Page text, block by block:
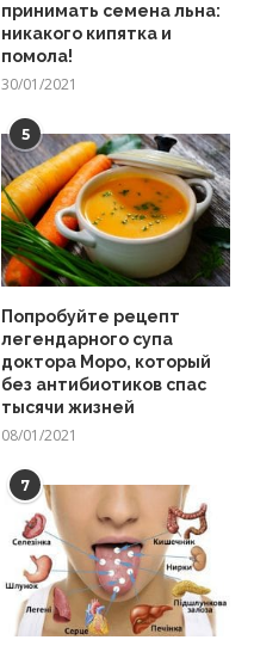
принимать семена льна:
никакого кипятка и
помола!
30/01/2021
5
Попробуйте рецепт
легендарного супа
доктора Моро, который
без антибиотиков спас
тысячи жизней
08/01/2021
7